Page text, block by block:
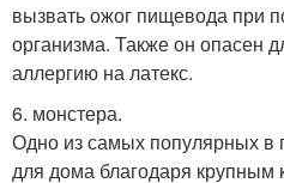
вызвать ожог пищевода при
организма. Также он опасен
аллергию на латекс.
6. монстера.
Одно из самых популярных в
для дома благодаря крупным